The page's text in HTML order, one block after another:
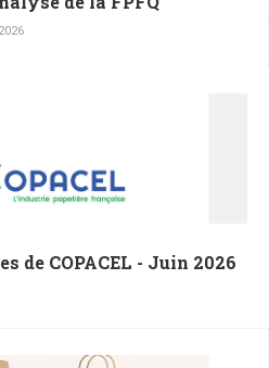
de COPACEL - Juin 2026